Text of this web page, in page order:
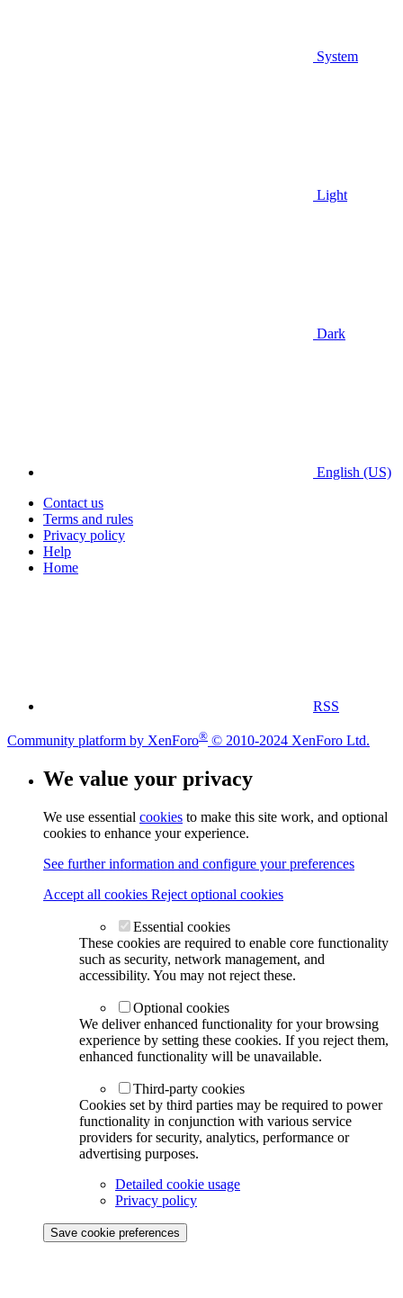
System
Light
Dark
English (US)
Contact us
Terms and rules
Privacy policy
Help
Home
RSS
Community platform by XenForo® © 2010-2024 XenForo Ltd.
We value your privacy
We use essential cookies to make this site work, and optional
cookies to enhance your experience.
See further information and configure your preferences
Accept all cookies Reject optional cookies
Essential cookies
These cookies are required to enable core functionality
such as security, network management, and
accessibility. You may not reject these.
Optional cookies
We deliver enhanced functionality for your browsing
experience by setting these cookies. If you reject them,
enhanced functionality will be unavailable.
Third-party cookies
Cookies set by third parties may be required to power
functionality in conjunction with various service
providers for security, analytics, performance or
advertising purposes.
Detailed cookie usage
Privacy policy
Save cookie preferences